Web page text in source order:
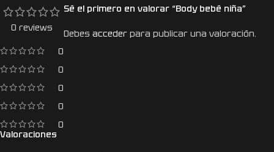
0 reviews
0
0
0
0
0
Valoraciones
Sé el primero en valorar “Body bebé niña”
Debes acceder para publicar una valoración.